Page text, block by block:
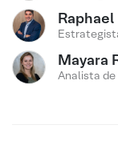
Mayara
Analista de